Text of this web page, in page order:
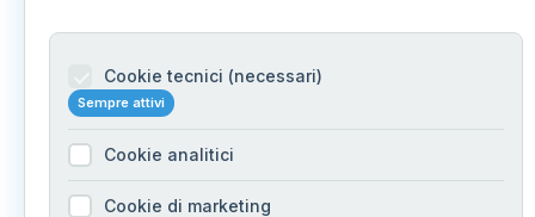
Cookie tecnici (necessari)
Sempre attivi
Cookie analitici
Cookie di marketing